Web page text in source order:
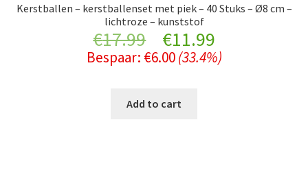
Kerstballen – kerstballenset met piek – 40 Stuks – Ø8 cm –
lichtroze – kunststof
€17.99
Original
price
was:
€11.99Current
price
Bespaar: €6.00 (33.4%)
Add to cart